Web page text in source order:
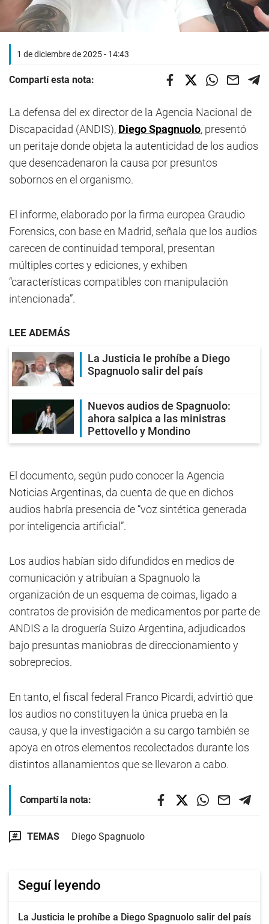
1 de diciembre de 2025 - 14:43
Compartí esta nota:
La defensa del ex director de la Agencia Nacional de
Discapacidad (ANDIS), Diego Spagnuolo, presentó
un peritaje donde objeta la autenticidad de los audios
que desencadenaron la causa por presuntos
sobornos en el organismo.
El informe, elaborado por la firma europea Graudio
Forensics, con base en Madrid, señala que los audios
carecen de continuidad temporal, presentan
múltiples cortes y ediciones, y exhiben
“características compatibles con manipulación
intencionada”.
LEE ADEMÁS
La Justicia le prohíbe a Diego
Spagnuolo salir del país
Nuevos audios de Spagnuolo:
ahora salpica a las ministras
Pettovello y Mondino
El documento, según pudo conocer la Agencia
Noticias Argentinas, da cuenta de que en dichos
audios habría presencia de “voz sintética generada
por inteligencia artificial”.
Los audios habían sido difundidos en medios de
comunicación y atribuían a Spagnuolo la
organización de un esquema de coimas, ligado a
contratos de provisión de medicamentos por parte de
ANDIS a la droguería Suizo Argentina, adjudicados
bajo presuntas maniobras de direccionamiento y
sobreprecios.
En tanto, el fiscal federal Franco Picardi, advirtió que
los audios no constituyen la única prueba en la
causa, y que la investigación a su cargo también se
apoya en otros elementos recolectados durante los
distintos allanamientos que se llevaron a cabo.
Compartí la nota:
TEMAS Diego Spagnuolo
Seguí leyendo
La Justicia le prohíbe a Diego Spagnuolo salir del país